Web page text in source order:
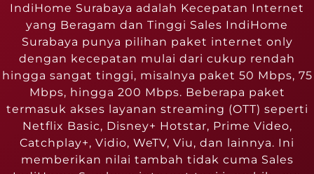
IndiHome Surabaya adalah Kecepatan Internet
yang Beragam dan Tinggi Sales IndiHome
Surabaya punya pilihan paket internet only
dengan kecepatan mulai dari cukup rendah
hingga sangat tinggi, misalnya paket 50 Mbps, 75
Mbps, hingga 200 Mbps. Beberapa paket
termasuk akses layanan streaming (OTT) seperti
Netflix Basic, Disney+ Hotstar, Prime Video,
Catchplay+, Vidio, WeTV, Viu, dan lainnya. Ini
memberikan nilai tambah tidak cuma Sales